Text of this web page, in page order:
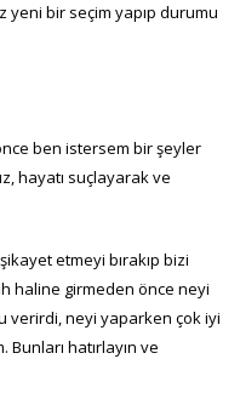
yeni bir seçim yapıp durumu
ben istersem bir şeyler
hayatı suçlayarak ve
etmeyi bırakıp bizi
haline girmeden önce neyi
verirdi, neyi yaparken çok iyi
hatırlayın ve